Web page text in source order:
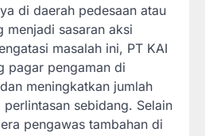
di daerah pedesaan atau
menjadi sasaran aksi
masalah ini, PT KAI
pagar pengaman di
meningkatkan jumlah
sebidang. Selain
pengawas tambahan di